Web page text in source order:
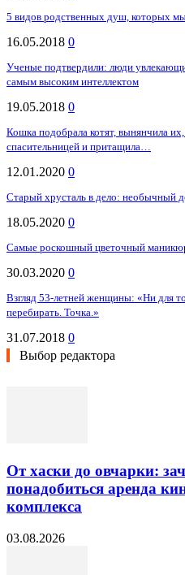
5 видов родственных душ, которых
16.05.2018 0
Ученые подтвердили: люди
самым высоким интеллектом
19.05.2018 0
Кошка подобрала котят, вынянчила
спасительницей и притащила…
12.01.2020 0
Старый хрусталь в дело: необычный
18.05.2020 0
Самые роскошный цветочный
30.03.2020 0
Взгляд 53-летней женщины: «Ни для
перебирать. Точка.»
31.07.2018 0
Выбор редактора
От хаски до овчарки:
понадобиться аренда
комплекса
03.08.2026